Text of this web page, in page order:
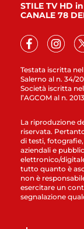
Testata iscritta
Salerno al n. 34/
Società iscritta
l’AGCOM al n.
STILE TV HD
CANALE 78
La riproduzione
riservata.
di testi,
aziendali e
elettronico/
tutto quanto è
non è
esercitare un
segnalazione